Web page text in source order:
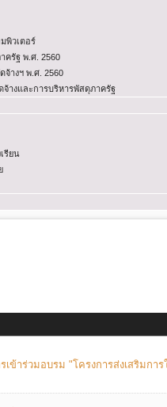
พิวเตอร์
ครัฐ พ.ศ. 2560
จ้างฯ พ.ศ. 2560
างและการบริหารพัสดุภาครัฐ
รียน
ข้าร่วมอบรม "โครงการส่งเสริมกา